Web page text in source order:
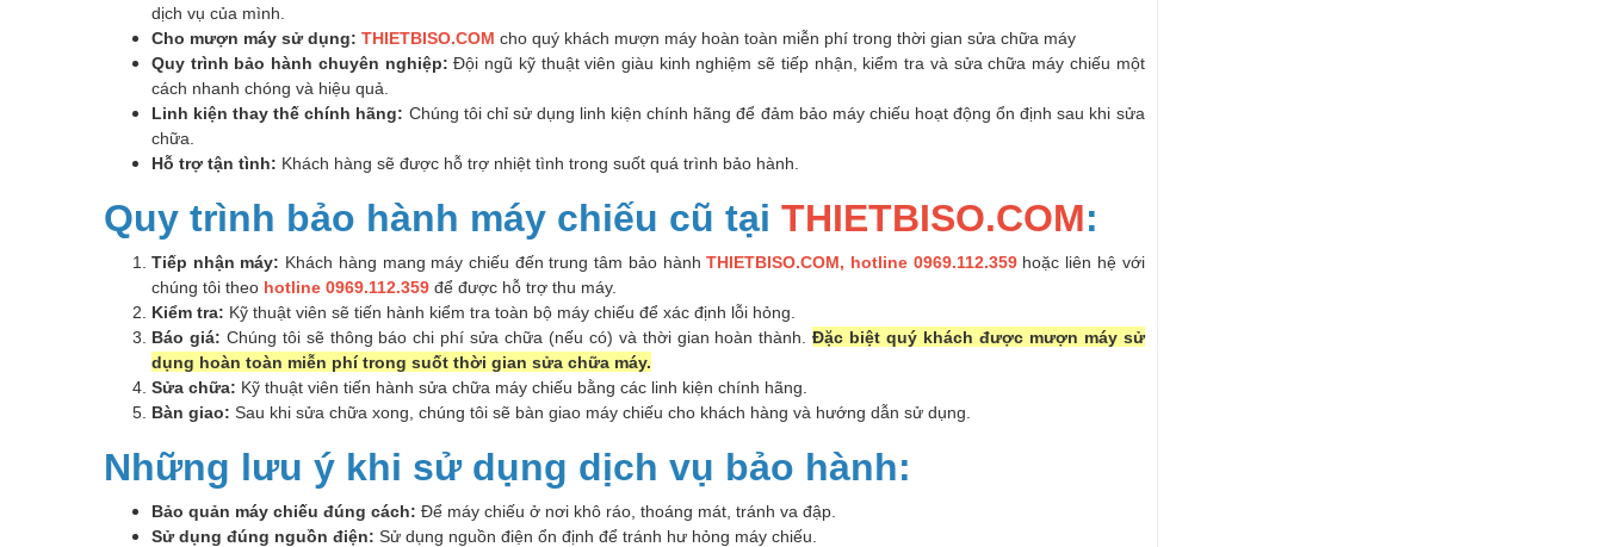
dịch vụ của mình.
Cho mượn máy sử dụng: THIETBISO.COM cho quý khách mượn máy hoàn toàn miễn phí trong thời gian sửa chữa máy
Quy trình bảo hành chuyên nghiệp: Đội ngũ kỹ thuật viên giàu kinh nghiệm sẽ tiếp nhận, kiểm tra và sửa chữa máy chiếu một
cách nhanh chóng và hiệu quả.
Linh kiện thay thế chính hãng: Chúng tôi chỉ sử dụng linh kiện chính hãng để đảm bảo máy chiếu hoạt động ổn định sau khi sửa
chữa.
Hỗ trợ tận tình: Khách hàng sẽ được hỗ trợ nhiệt tình trong suốt quá trình bảo hành.
Quy trình bảo hành máy chiếu cũ tại THIETBISO.COM:
Tiếp nhận máy: Khách hàng mang máy chiếu đến trung tâm bảo hànhTHIETBISO.COM, hotline 0969.112.359 hoặc liên hệ với
chúng tôi theo hotline 0969.112.359 để được hỗ trợ thu máy.
Kiểm tra: Kỹ thuật viên sẽ tiến hành kiểm tra toàn bộ máy chiếu để xác định lỗi hỏng.
Báo giá: Chúng tôi sẽ thông báo chi phí sửa chữa (nếu có) và thời gian hoàn thành.Đặc biệt quý khách được mượn máy sử
dụng hoàn toàn miễn phí trong suốt thời gian sửa chữa máy.
Sửa chữa: Kỹ thuật viên tiến hành sửa chữa máy chiếu bằng các linh kiện chính hãng.
Bàn giao: Sau khi sửa chữa xong, chúng tôi sẽ bàn giao máy chiếu cho khách hàng và hướng dẫn sử dụng.
Những lưu ý khi sử dụng dịch vụ bảo hành:
Bảo quản máy chiếu đúng cách: Để máy chiếu ở nơi khô ráo, thoáng mát, tránh va đập.
Sử dụng đúng nguồn điện: Sử dụng nguồn điện ổn định để tránh hư hỏng máy chiếu.